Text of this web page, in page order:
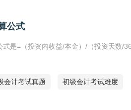
公式
式是=（投资内收益/本金）/（投资天数/
会计考试真题 初级会计考试难度